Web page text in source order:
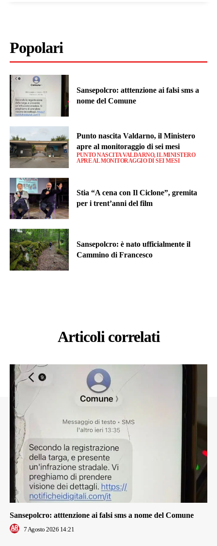
Popolari
Sansepolcro: atttenzione ai falsi sms a
nome del Comune
Punto nascita Valdarno, il Ministero
apre al monitoraggio di sei mesi
PUNTO NASCITA VALDARNO, IL MINISTERO
APRE AL MONITORAGGIO DI SEI MESI
Stia “A cena con Il Ciclone”, gremita
per i trent’anni del film
Sansepolcro: è nato ufficialmente il
Cammino di Francesco
Articoli correlati
Sansepolcro: atttenzione ai falsi sms a nome del Comune
7 Agosto 2026 14:21